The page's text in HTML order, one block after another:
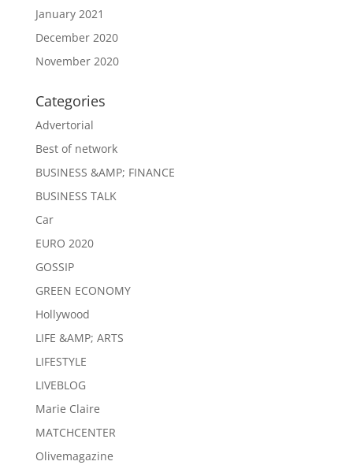
January 2021
December 2020
November 2020
Categories
Advertorial
Best of network
BUSINESS &AMP; FINANCE
BUSINESS TALK
Car
EURO 2020
GOSSIP
GREEN ECONOMY
Hollywood
LIFE &AMP; ARTS
LIFESTYLE
LIVEBLOG
Marie Claire
MATCHCENTER
Olivemagazine